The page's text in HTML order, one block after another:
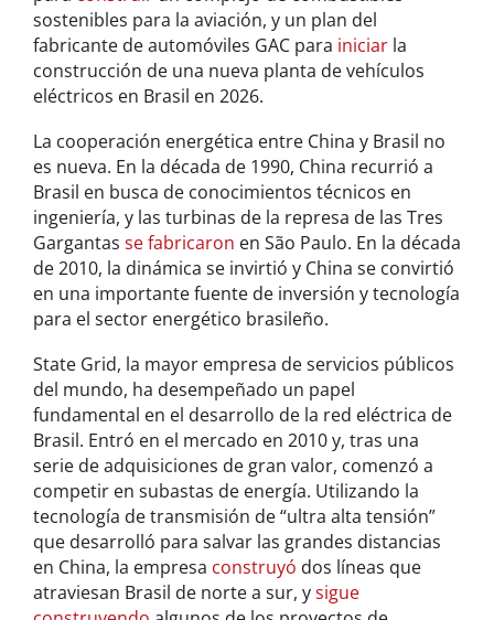
sostenibles para la aviación, y un plan del
fabricante de automóviles GAC para iniciar la
construcción de una nueva planta de vehículos
eléctricos en Brasil en 2026.
La cooperación energética entre China y Brasil no
es nueva. En la década de 1990, China recurrió a
Brasil en busca de conocimientos técnicos en
ingeniería, y las turbinas de la represa de las Tres
Gargantas se fabricaron en São Paulo. En la década
de 2010, la dinámica se invirtió y China se convirtió
en una importante fuente de inversión y tecnología
para el sector energético brasileño.
State Grid, la mayor empresa de servicios públicos
del mundo, ha desempeñado un papel
fundamental en el desarrollo de la red eléctrica de
Brasil. Entró en el mercado en 2010 y, tras una
serie de adquisiciones de gran valor, comenzó a
competir en subastas de energía. Utilizando la
tecnología de transmisión de “ultra alta tensión”
que desarrolló para salvar las grandes distancias
en China, la empresa construyó dos líneas que
atraviesan Brasil de norte a sur, ysigue